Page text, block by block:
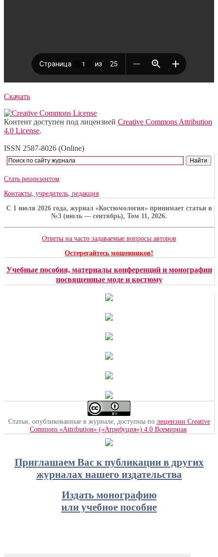
Скачать
Контент доступен под лицензией Creative Commons Attribution
4.0 License.
ISSN 2587-8026 (Online)
Стать рецензентом
Контакты, учредитель, редакция
C 1 июля 2026 года, журнал «Костюмология» принимает статьи в
№3 (июль — сентябрь), Том 11, 2026.
Ответы на часто задаваемые вопросы авторов
Остерегайтесь мошенников!
Учебные пособия, материалы конференций и монографии
посвященные моде и костюму
Статьи, опубликованные в журнале, доступны по лицензии Creative
Commons «Attribution» («Атрибуция») 4.0 Всемирная
Приглашаем Вас к публикации в других
журналах нашего издательства
Издать монографию
или учебное пособие